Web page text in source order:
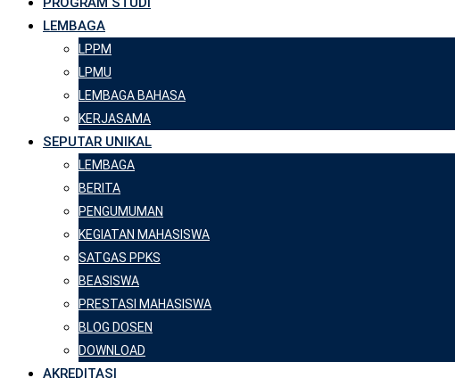
LEMBAGA
LPPM
LPMU
LEMBAGA BAHASA
KERJASAMA
SEPUTAR UNIKAL
LEMBAGA
BERITA
PENGUMUMAN
KEGIATAN MAHASISWA
SATGAS PPKS
BEASISWA
PRESTASI MAHASISWA
BLOG DOSEN
DOWNLOAD
AKREDITASI